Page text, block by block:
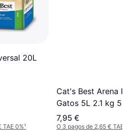
20L
TAE 0%¹
Cat's Best Arena Para
Gatos 5L 2.1 kg 5kg
7,95 €
O 3 pagos de 2,65 € TAE 0%